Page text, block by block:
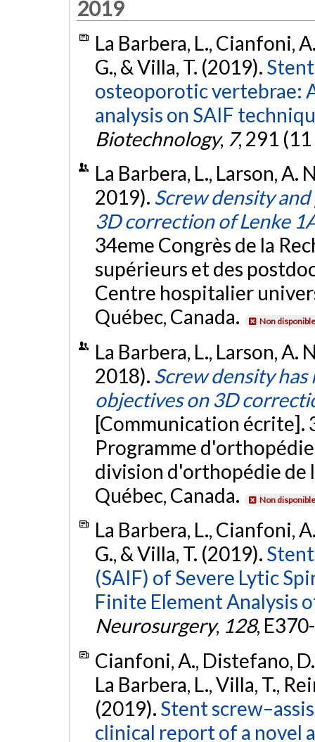
2019
La Barbera, L., Cianfoni,
G., & Villa, T. (2019).
osteoporotic vertebrae:
analysis on SAIF
Biotechnology, 7, 291
La Barbera, L., Larson, A.
2019). Screw density
3D correction of Lenke
34eme Congrès de la
supérieurs et des
Centre hospitalier
Québec, Canada.
Non disponible
La Barbera, L., Larson, A.
2018). Screw density
objectives on 3D
[Communication écrite].
Programme d'orthopédie
division d'orthopédie de
Québec, Canada.
Non disponible
La Barbera, L., Cianfoni,
G., & Villa, T. (2019).
(SAIF) of Severe Lytic
Finite Element Analysis
Neurosurgery, 128,
Cianfoni, A., Distefano, D.,
La Barbera, L., Villa, T.,
(2019). Stent
clinical report of a novel